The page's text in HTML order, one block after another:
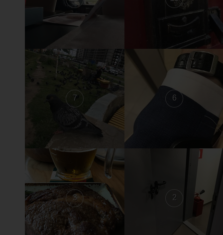
7 6
3 2